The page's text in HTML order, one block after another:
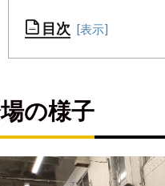
目次
場
の
様
子
の様子